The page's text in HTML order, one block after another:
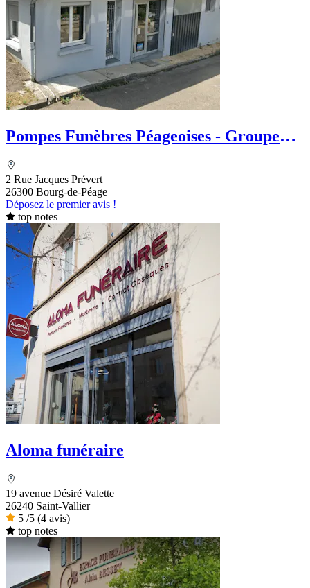
Pompes Funèbres Péageoises - Groupe
2 Rue Jacques Prévert
26300 Bourg-de-Péage
Déposez le premier avis !
top notes
Aloma funéraire
19 avenue Désiré Valette
26240 Saint-Vallier
5 /5 (4 avis)
top notes